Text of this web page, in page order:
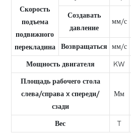
Скорость
подъема
подвижного
перекладина
Создавать
давление
мм/с
Возвращаться мм/с
Мощность двигателя KW
Площадь рабочего стола
слева/справа x спереди/
сзади
Мм
Вес T